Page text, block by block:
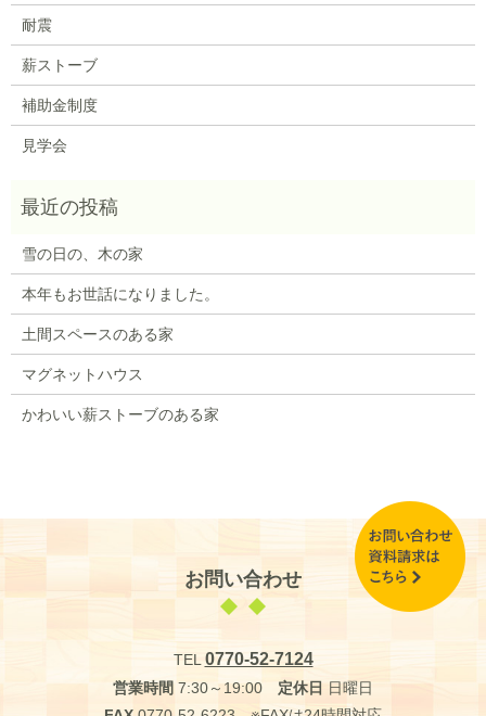
耐震
薪ストーブ
補助金制度
見学会
雪の日の、木の家
本年もお世話になりました。
土間スペースのある家
マグネットハウス
かわいい薪ストーブのある家
お問い合わせ
TEL0770-52-7124
営業時間 7:30～19:00 定休日 日曜日